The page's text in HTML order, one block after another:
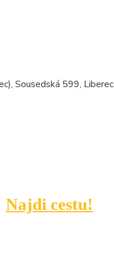
Sousedská 599, Liberec
Najdi cestu!